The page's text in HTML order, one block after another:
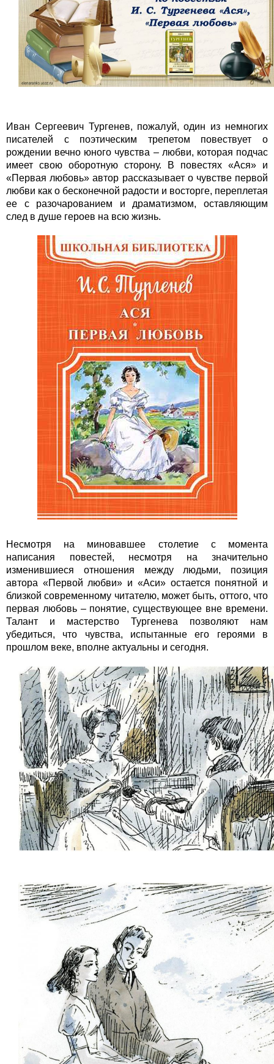
Иван Сергеевич Тургенев, пожалуй, один из немногих
писателей с поэтическим трепетом повествует о
рождении вечно юного чувства – любви, которая подчас
имеет свою оборотную сторону. В повестях «Ася» и
«Первая любовь» автор рассказывает о чувстве первой
любви как о бесконечной радости и восторге, переплетая
ее с разочарованием и драматизмом, оставляющим
след в душе героев на всю жизнь.
Несмотря на миновавшее столетие с момента
написания повестей, несмотря на значительно
изменившиеся отношения между людьми, позиция
автора «Первой любви» и «Аси» остается понятной и
близкой современному читателю, может быть, оттого, что
первая любовь – понятие, существующее вне времени.
Талант и мастерство Тургенева позволяют нам
убедиться, что чувства, испытанные его героями в
прошлом веке, вполне актуальны и сегодня.